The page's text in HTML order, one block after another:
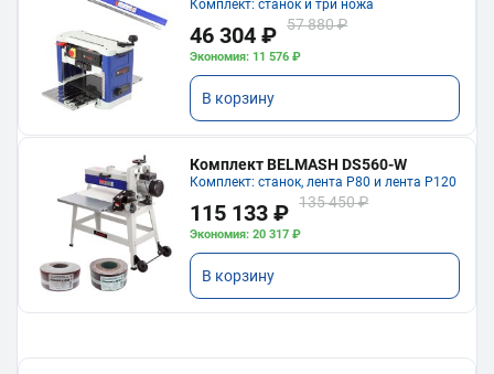
Комплект: станок и три ножа
46 304 ₽ 57 880 ₽
Экономия: 11 576 ₽
В корзину
Комплект BELMASH DS560-W
Комплект: станок, лента P80 и лента P120
115 133 ₽ 135 450 ₽
Экономия: 20 317 ₽
В корзину